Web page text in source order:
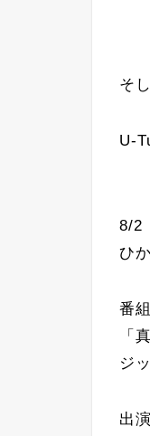
そ
U-
8/2
ひ
番
「
ジ
出演